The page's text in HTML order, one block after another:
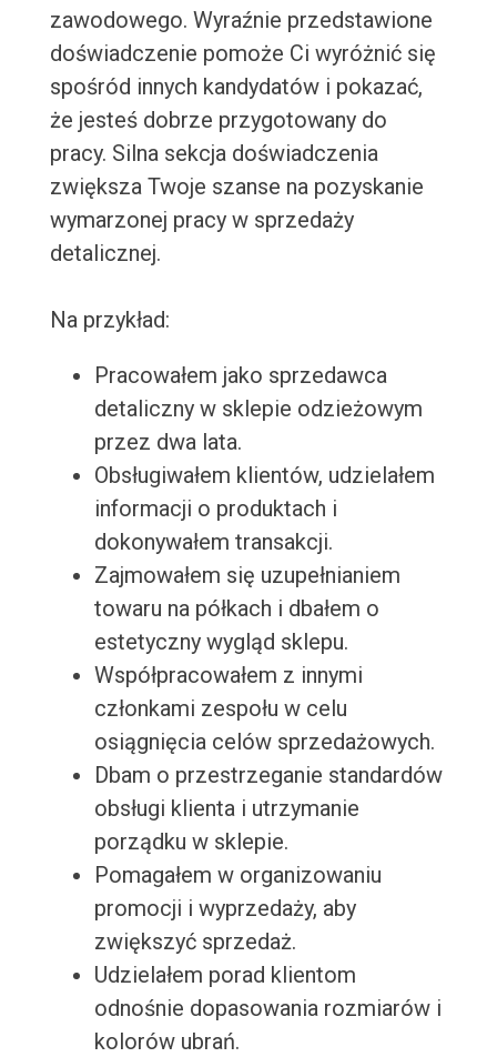
zawodowego. Wyraźnie przedstawione
doświadczenie pomoże Ci wyróżnić się
spośród innych kandydatów i pokazać,
że jesteś dobrze przygotowany do
pracy. Silna sekcja doświadczenia
zwiększa Twoje szanse na pozyskanie
wymarzonej pracy w sprzedaży
detalicznej.
Na przykład:
Pracowałem jako sprzedawca
detaliczny w sklepie odzieżowym
przez dwa lata.
Obsługiwałem klientów, udzielałem
informacji o produktach i
dokonywałem transakcji.
Zajmowałem się uzupełnianiem
towaru na półkach i dbałem o
estetyczny wygląd sklepu.
Współpracowałem z innymi
członkami zespołu w celu
osiągnięcia celów sprzedażowych.
Dbam o przestrzeganie standardów
obsługi klienta i utrzymanie
porządku w sklepie.
Pomagałem w organizowaniu
promocji i wyprzedaży, aby
zwiększyć sprzedaż.
Udzielałem porad klientom
odnośnie dopasowania rozmiarów i
kolorów ubrań.